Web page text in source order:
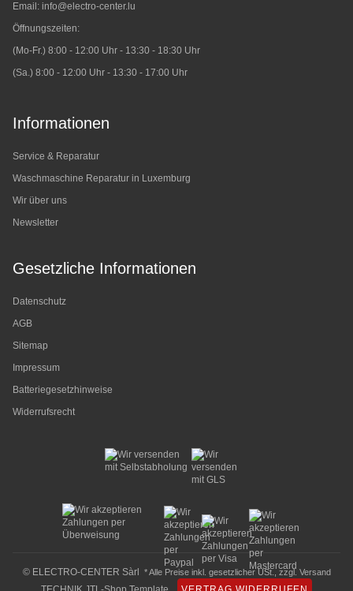
Email: info@electro-center.lu
Öffnungszeiten:
(Mo-Fr.) 8:00 - 12:00 Uhr - 13:30 - 18:30 Uhr
(Sa.) 8:00 - 12:00 Uhr - 13:30 - 17:00 Uhr
Informationen
Service & Reparatur
Waschmaschine Reparatur in Luxemburg
Wir über uns
Newsletter
Gesetzliche Informationen
Datenschutz
AGB
Sitemap
Impressum
Batteriegesetzhinweise
Widerrufsrecht
© ELECTRO-CENTER Sàrl * Alle Preise inkl. gesetzlicher USt., zzgl. Versand